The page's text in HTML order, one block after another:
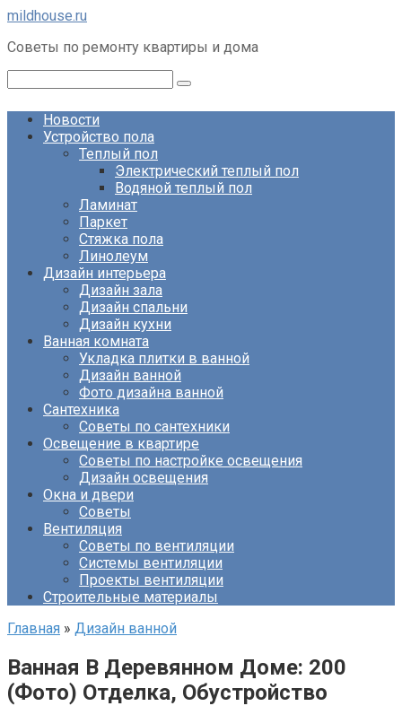
Перейти
контенту
mildhouse.ru
Советы по ремонту квартиры и дома
Новости
Устройство пола
Теплый пол
Электрический теплый пол
Водяной теплый пол
Ламинат
Паркет
Стяжка пола
Линолеум
Дизайн интерьера
Дизайн зала
Дизайн спальни
Дизайн кухни
Ванная комната
Укладка плитки в ванной
Дизайн ванной
Фото дизайна ванной
Сантехника
Советы по сантехники
Освещение в квартире
Советы по настройке освещения
Дизайн освещения
Окна и двери
Советы
Вентиляция
Советы по вентиляции
Системы вентиляции
Проекты вентиляции
Строительные материалы
Главная » Дизайн ванной
Ванная В Деревянном Доме: 200
(Фото) Отделка, Обустройство